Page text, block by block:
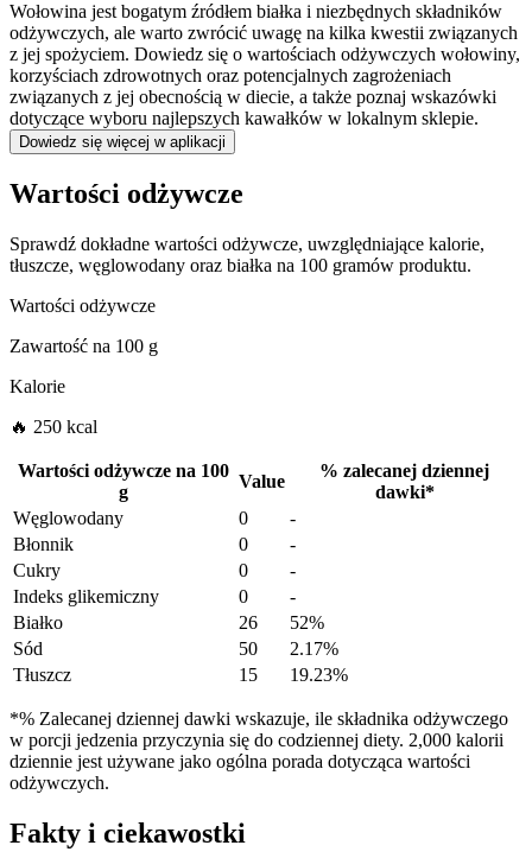
Wołowina jest bogatym źródłem białka i niezbędnych składników
odżywczych, ale warto zwrócić uwagę na kilka kwestii związanych
z jej spożyciem. Dowiedz się o wartościach odżywczych wołowiny,
korzyściach zdrowotnych oraz potencjalnych zagrożeniach
związanych z jej obecnością w diecie, a także poznaj wskazówki
dotyczące wyboru najlepszych kawałków w lokalnym sklepie.
Dowiedz się więcej w aplikacji
Wartości odżywcze
Sprawdź dokładne wartości odżywcze, uwzględniające kalorie,
tłuszcze, węglowodany oraz białka na 100 gramów produktu.
Wartości odżywcze
Zawartość na 100 g
Kalorie
🔥 250 kcal
Wartości odżywcze na 100
g
Value
% zalecanej dziennej
dawki*
Węglowodany
0
-
Błonnik
0
-
Cukry
0
-
Indeks glikemiczny
0
-
Białko
26
52%
Sód
50
2.17%
Tłuszcz
15 19.23%
*% Zalecanej dziennej dawki wskazuje, ile składnika odżywczego
w porcji jedzenia przyczynia się do codziennej diety. 2,000 kalorii
dziennie jest używane jako ogólna porada dotycząca wartości
odżywczych.
Fakty i ciekawostki